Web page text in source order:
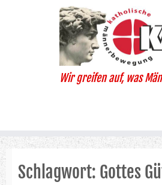
Wir greifen auf, was
Schlagwort: Gottes